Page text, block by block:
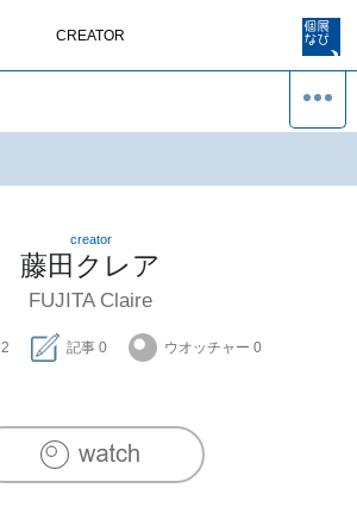
CREATOR
creator
藤田クレア
FUJITA Claire
2 記事 0 ウオッチャー 0